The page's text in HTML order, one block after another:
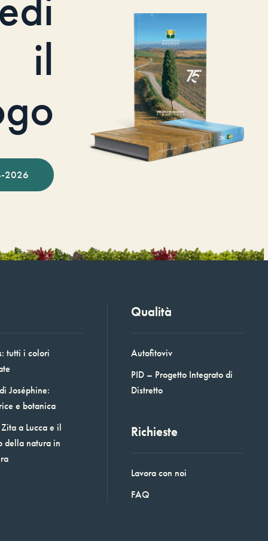
il
2026
tutti i colori
Joséphine:
e botanica
a Lucca e il
della natura in
Qualità
Autofitoviv
PID – Progetto Integrato di
Distretto
Richieste
Lavora con noi
FAQ